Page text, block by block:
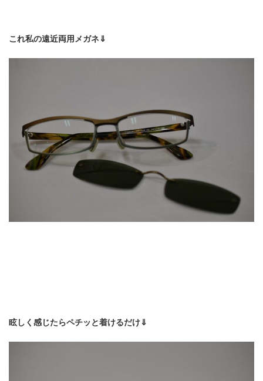
これ私の遠近両用メガネ⇓
眩しく感じたらペチッと着けるだけ⇓